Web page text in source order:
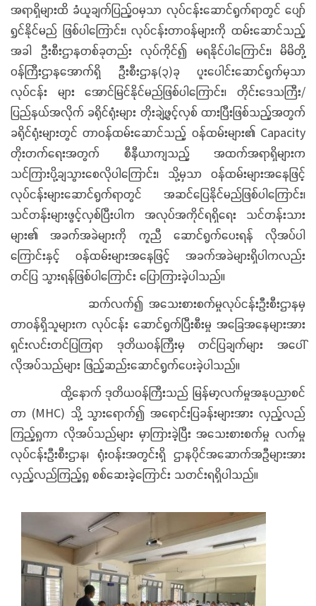
အရာရှိများထိ ခံယူချက်ပြည့်ဝမှသာ လုပ်ငန်းဆောင်ရွက်ရာတွင် ပျော်
ရွှင်နိုင်မည် ဖြစ်ပါကြောင်း၊ လုပ်ငန်းတာဝန်များကို ထမ်းဆောင်သည့်
အခါ ဦးစီးဌာနတစ်ခုတည်း လုပ်ကိုင်၍ မရနိုင်ပါကြောင်း၊ မိမိတို့
ဝန်ကြီးဌာနအောက်ရှိ ဦးစီးဌာန(၃)ခု ပူးပေါင်းဆောင်ရွက်မှသာ
လုပ်ငန်း များ အောင်မြင်နိုင်မည်ဖြစ်ပါကြောင်း၊ တိုင်းဒေသကြီး/
ပြည်နယ်အလိုက် ခရိုင်ရုံးများ တိုးချဲ့ဖွင့်လှစ် ထားပြီးဖြစ်သည့်အတွက်
ခရိုင်ရုံးများတွင် တာဝန်ထမ်းဆောင်သည့် ဝန်ထမ်းများ၏ Capacity
တိုးတက်ရေးအတွက် စီနီယာကျသည့် အထက်အရာရှိများက
သင်ကြားပို့ချသွားစေလိုပါကြောင်း၊ သို့မှသာ ဝန်ထမ်းများအနေဖြင့်
လုပ်ငန်းများဆောင်ရွက်ရာတွင် အဆင်ပြေနိုင်မည်ဖြစ်ပါကြောင်း၊
သင်တန်းများဖွင့်လှစ်ပြီးပါက အလုပ်အကိုင်ရရှိရေး သင်တန်းသား
များ၏ အခက်အခဲများကို ကူညီ ဆောင်ရွက်ပေးရန် လိုအပ်ပါ
ကြောင်းနှင့် ဝန်ထမ်းများအနေဖြင့် အခက်အခဲများရှိပါကလည်း
တင်ပြ သွားရန်ဖြစ်ပါကြောင်း ပြောကြားခဲ့ပါသည်။
ဆက်လက်၍ အသေးစားစက်မှုလုပ်ငန်းဦးစီးဌာနမှ
တာဝန်ရှိသူများက လုပ်ငန်း ဆောင်ရွက်ပြီးစီးမှု အခြေအနေများအား
ရှင်းလင်းတင်ပြကြရာ ဒုတိယဝန်ကြီးမှ တင်ပြချက်များ အပေါ်
လိုအပ်သည်များ ဖြည့်ဆည်းဆောင်ရွက်ပေးခဲ့ပါသည်။
ထို့နောက် ဒုတိယဝန်ကြီးသည် မြန်မာ့လက်မှုအနုပညာစင်
တာ (MHC) သို့ သွားရောက်၍ အ‌ရောင်းပြခန်းများအား လှည့်လည်
ကြည့်ရှုကာ လိုအပ်သည်များ မှာကြားခဲ့ပြီး အသေးစားစက်မှု လက်မှု
လုပ်ငန်းဦးစီးဌာန၊ ရုံးဝန်းအတွင်းရှိ ဌာနပိုင်အဆောက်အဦများအား
လှည့်လည်ကြည့်ရှု စစ်ဆေးခဲ့ကြောင်း သတင်းရရှိပါသည်။